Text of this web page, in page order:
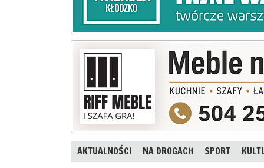
AKTUALNOŚCI NA DROGACH SPORT